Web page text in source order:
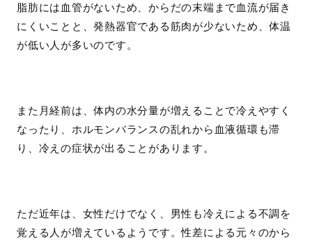
脂肪には血管がないため、からだの末端まで血流が届き
にくいことと、発熱器官である筋肉が少ないため、体温
が低い人が多いのです。
また月経前は、体内の水分量が増えることで冷えやすく
なったり、ホルモンバランスの乱れから血液循環も滞
り、冷えの症状が出ることがあります。
ただ近年は、女性だけでなく、男性も冷えによる不調を
覚える人が増えているようです。性差による元々のから